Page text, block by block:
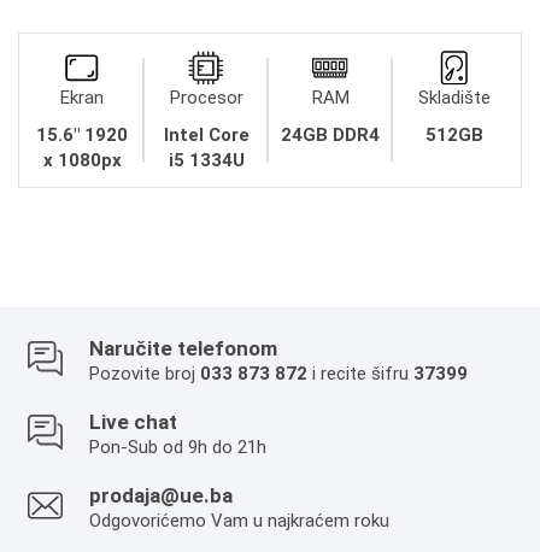
Ekran
15.6" 1920
x 1080px
Procesor
Intel Core
i5 1334U
RAM
24GB DDR4
Skladište
512GB
Naručite telefonom
Pozovite broj 033 873 872 i recite šifru 37399
Live chat
Pon-Sub od 9h do 21h
prodaja@ue.ba
Odgovorićemo Vam u najkraćem roku